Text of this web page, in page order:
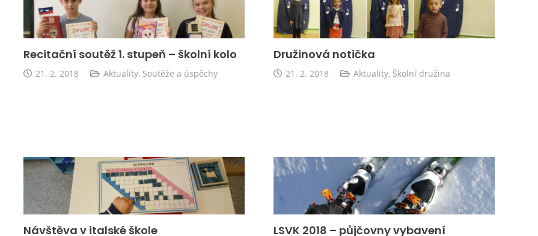
Recitační soutěž 1. stupeň – školní kolo
21. 2. 2018 Aktuality, Soutěže a úspěchy
Družinová notička
21. 2. 2018 Aktuality, Školní družina
Návštěva v italské škole LSVK 2018 – půjčovny vybavení